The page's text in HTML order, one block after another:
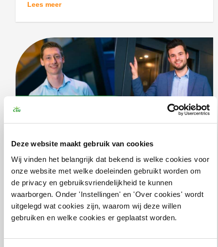
Deze website maakt gebruik van cookies
Wij vinden het belangrijk dat bekend is welke cookies voor
onze website met welke doeleinden gebruikt worden om
de privacy en gebruiksvriendelijkheid te kunnen
waarborgen. Onder 'Instellingen' en 'Over cookies' wordt
uitgelegd wat cookies zijn, waarom wij deze willen
gebruiken en welke cookies er geplaatst worden.
compact, zelfreinigend, kostenefficiënt en filtert zonder
Ficheroux. De […]
Lees meer
Dit zijn de drie finalisten van de CSU
Innovatie Award 2023…
Drop2Drink, NANDO en iTapToo gaan op 8 november
succesversneller van dit jaar. Uiteraard bedanken we